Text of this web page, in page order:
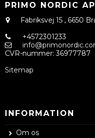
PRIMO NORDIC
Fabriksvej 15 , 6650
+4572301233
CVR-nummer: 36977787
Sitemap
INFORMATION
Om os